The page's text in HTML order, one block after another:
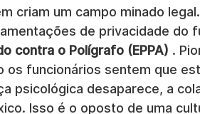
criam um campo minado
de privacidade do
contra o Polígrafo (EPPA) .
os funcionários sentem que
psicológica desaparece, a
Isso é o oposto de uma